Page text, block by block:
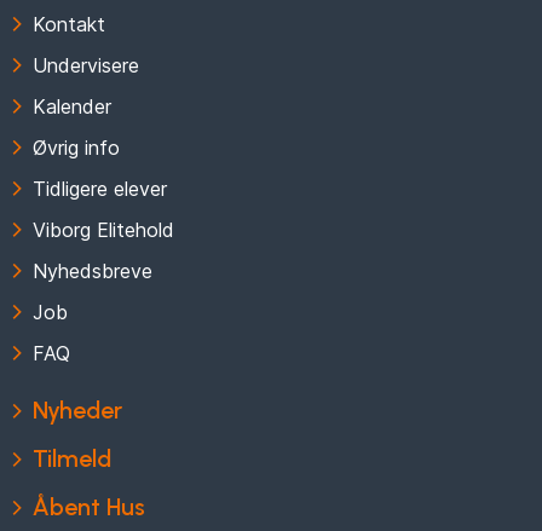
Kontakt
Undervisere
Kalender
Øvrig info
Tidligere elever
Viborg Elitehold
Nyhedsbreve
Job
FAQ
Nyheder
Tilmeld
Åbent Hus